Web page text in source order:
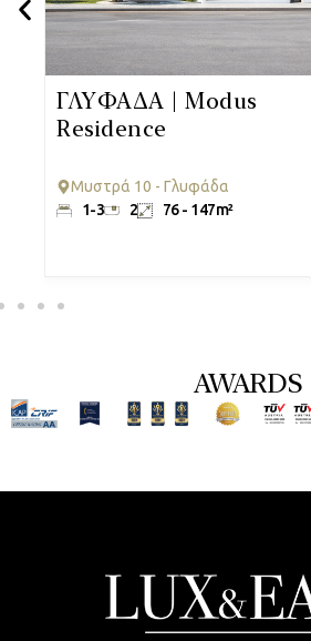
ΓΛΥΦΑΔΑ | Modus
Residence
Μυστρά 10 - Γλυφάδα
1-3
2 76 - 147m²
AWARDS